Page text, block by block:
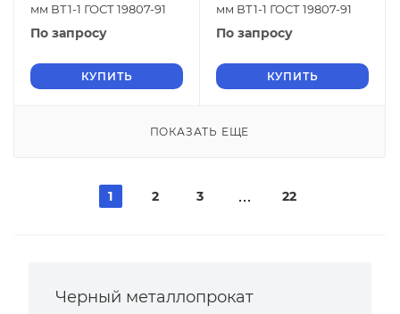
мм ВТ1-1 ГОСТ 19807-91
По запросу
КУПИТЬ
мм ВТ1-1 ГОСТ 19807-91
По запросу
КУПИТЬ
ПОКАЗАТЬ ЕЩЕ
1 2 3 22
Черный металлопрокат